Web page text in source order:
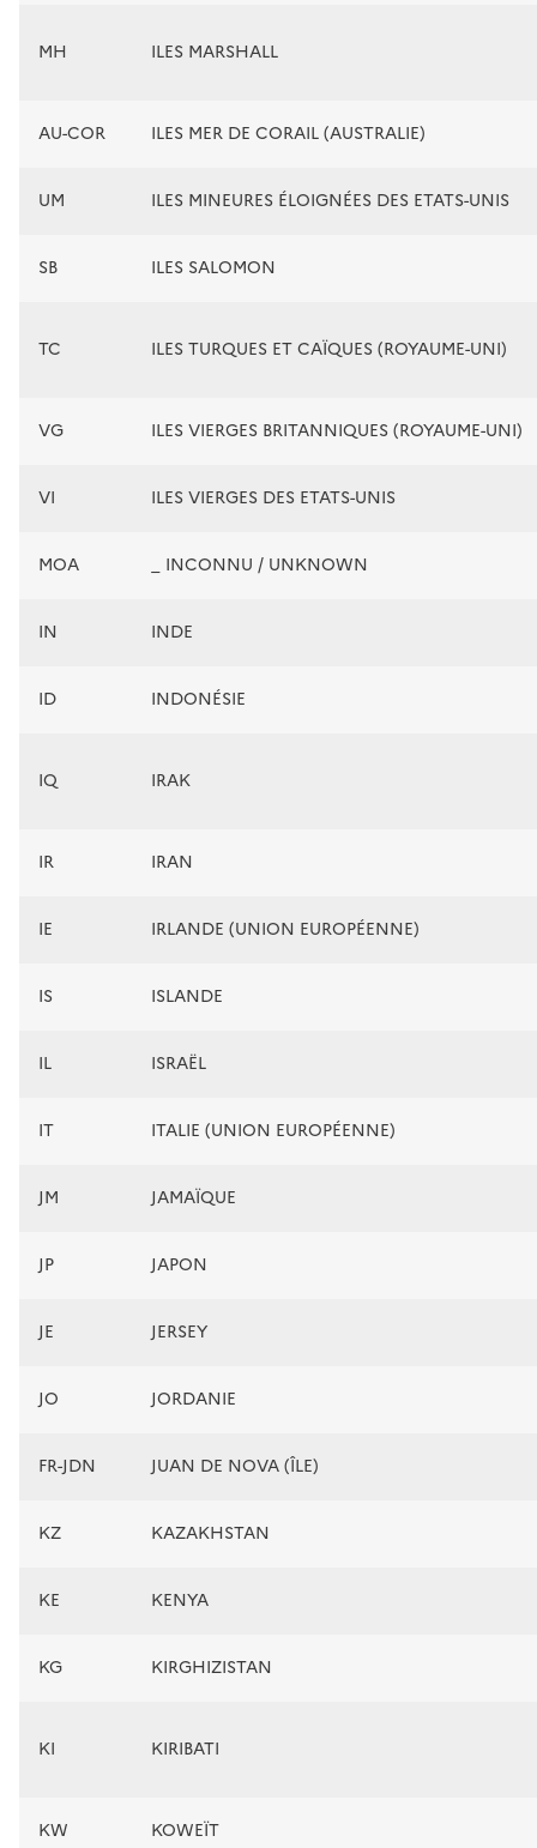
MH ILES MARSHALL
AU-COR ILES MER DE CORAIL (AUSTRALIE)
UM ILES MINEURES ÉLOIGNÉES DES ETATS-UNIS
SB ILES SALOMON
TC ILES TURQUES ET CAÏQUES (ROYAUME-UNI)
VG ILES VIERGES BRITANNIQUES (ROYAUME-UNI)
VI ILES VIERGES DES ETATS-UNIS
MOA _ INCONNU / UNKNOWN
IN INDE
ID INDONÉSIE
IQ IRAK
IR IRAN
IE IRLANDE (UNION EUROPÉENNE)
IS ISLANDE
IL ISRAËL
IT ITALIE (UNION EUROPÉENNE)
JM JAMAÏQUE
JP JAPON
JE JERSEY
JO JORDANIE
FR-JDN JUAN DE NOVA (ÎLE)
KZ KAZAKHSTAN
KE KENYA
KG KIRGHIZISTAN
KI KIRIBATI
KW KOWEÏT